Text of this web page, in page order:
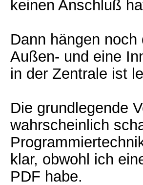
keinen Anschluß
Dann hängen
Außen- und eine
in der Zentrale ist
Die grundlegende
wahrscheinlich
klar, obwohl ich
PDF habe.